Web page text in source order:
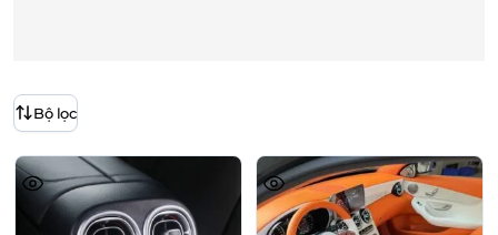
Bộ lọc